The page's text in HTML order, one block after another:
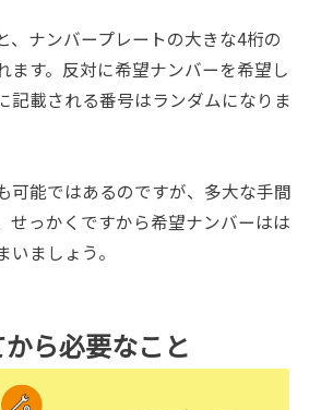
、ナンバープレートの大きな4桁の
ます。反対に希望ナンバーを希望し
記載される番号はランダムになりま
可能ではあるのですが、多大な手間
せっかくですから希望ナンバーはは
ましょう。
ら必要なこと